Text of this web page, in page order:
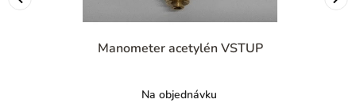
Manometer acetylén VSTUP
Na objednávku